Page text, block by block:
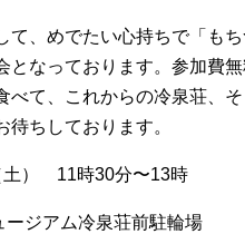
て、めでたい心持ちで「も
となっております。参加費
べて、これからの冷泉荘、
待ちしております。
） 11時30分〜13時
ジアム冷泉荘前駐輪場